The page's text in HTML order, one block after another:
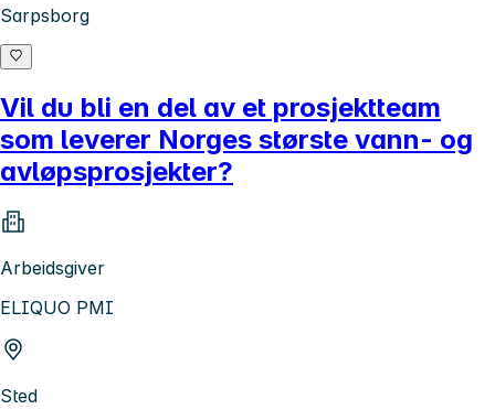
Sarpsborg
Vil du bli en del av et prosjektteam
som leverer Norges største vann- og
avløpsprosjekter?
Arbeidsgiver
ELIQUO PMI
Sted